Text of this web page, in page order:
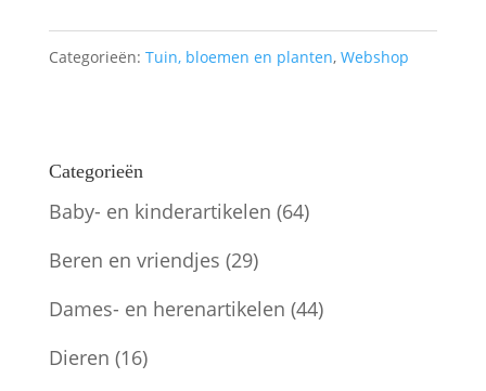
Categorieën: Tuin, bloemen en planten, Webshop
Categorieën
Baby- en kinderartikelen (64)
Beren en vriendjes (29)
Dames- en herenartikelen (44)
Dieren (16)